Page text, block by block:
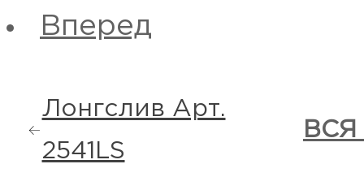
Вперед
Лонгслив Арт.
2541LS